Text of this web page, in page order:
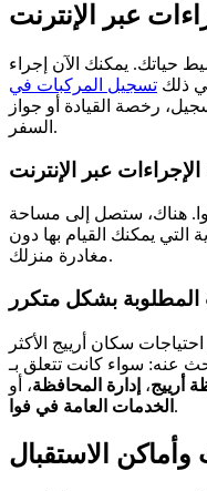
عبر الإنترنت
حياتك. يمكنك الآن إجراء
ذلك تسجيل المركبات في
رخصة القيادة أو جواز
السفر.
عبر الإنترنت
هناك، ستصل إلى مساحة
التي يمكنك القيام بها دون
مغادرة منزلك.
المطلوبة بشكل متكرر
احتياجات سكان أرييج الأكثر
عنه: سواء كانت تتعلق بـ
أرييج، إدارة المحافظة، أو
الخدمات العامة في فوا .
الاستقبال